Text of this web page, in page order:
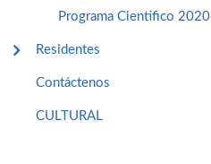
Programa Cientifico 2020
Residentes
Contáctenos
CULTURAL